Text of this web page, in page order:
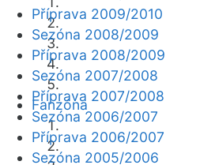
Fanzóna
Příprava 2009/2010
Sezóna 2008/2009
Příprava 2008/2009
Sezóna 2007/2008
Příprava 2007/2008
Sezóna 2006/2007
Příprava 2006/2007
Sezóna 2005/2006